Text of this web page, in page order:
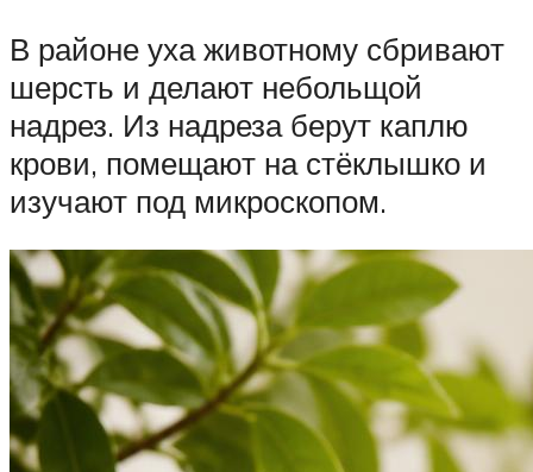
В районе уха животному сбривают
шерсть и делают небольщой
надрез. Из надреза берут каплю
крови, помещают на стёклышко и
изучают под микроскопом.